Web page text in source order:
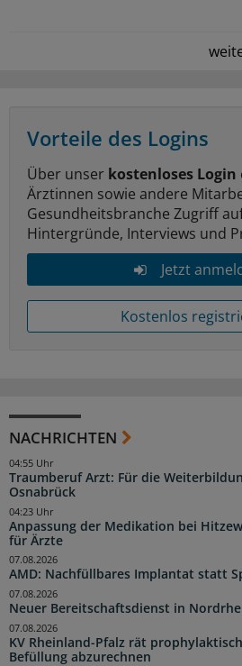
Vorteile des Logins
Über unser kostenloses Login
Ärztinnen sowie andere
Gesundheitsbranche Zugriff
Hintergründe, Interviews und
Jetzt
Kostenlos
NACHRICHTEN
Traumberuf Arzt: Für die
Osnabrück
04:55 Uhr
Anpassung der Medikation bei
für Ärzte
04:23 Uhr
AMD: Nachfüllbares Implantat statt
07.08.2026
Neuer Bereitschaftsdienst in
07.08.2026
KV Rheinland-Pfalz rät
Befüllung abzurechnen
07.08.2026